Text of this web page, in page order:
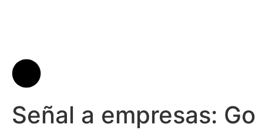
Señal a empresas: